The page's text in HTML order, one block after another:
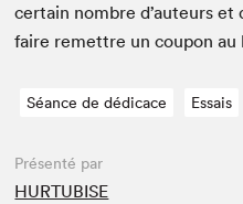
cer­tain nom­bre d’auteurs et
faire remet­tre un coupon au
Séance de dédicace Essais
Présenté par
HURTUBISE